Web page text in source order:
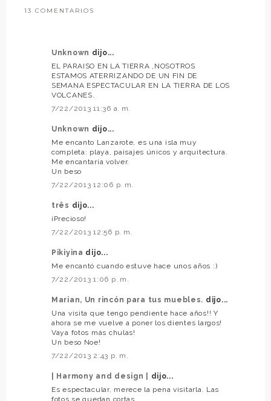
13 COMENTARIOS
Unknown dijo...
EL PARAISO EN LA TIERRA ,NOSOTROS
ESTAMOS ATERRIZANDO DE UN FIN DE
SEMANA ESPECTACULAR EN LA TIERRA DE LOS
VOLCANES.
7/22/2013 11:36 a. m.
Unknown dijo...
Me encanto Lanzarote, es una isla muy
completa: playa, paisajes únicos y arquitectura.
Me encantaría volver.
Un beso
7/22/2013 12:06 p. m.
três dijo...
¡Precioso!
7/22/2013 12:56 p. m.
Pikiyina dijo...
Me encantó cuando estuve hace unos años :)
7/22/2013 1:06 p. m.
Marian, Un rincón para tus muebles. dijo...
Una visita que tengo pendiente hace años!! Y
ahora se me vuelve a poner los dientes largos!
Vaya fotos más chulas!
Un beso Noe!
7/22/2013 2:43 p. m.
| Harmony and design |
dijo...
Es espectacular, merece la pena visitarla. Las
fotos se quedan cortas.